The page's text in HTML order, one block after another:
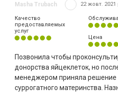
Masha Trubach 22 жовт. 2021
Качество
предоставляемых
услуг
Цена
Позвонила чтобы
донорства яйцеклеток, но
менеджером приняла решение
суррогатного материнства.